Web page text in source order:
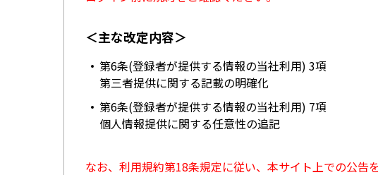
＜主な改定内容＞
第6条(登録者が提供する情報の当社利用) 3項
第三者提供に関する記載の明確化
第6条(登録者が提供する情報の当社利用) 7項
個人情報提供に関する任意性の追記
なお、利用規約第18条規定に従い、本サイト上での公告